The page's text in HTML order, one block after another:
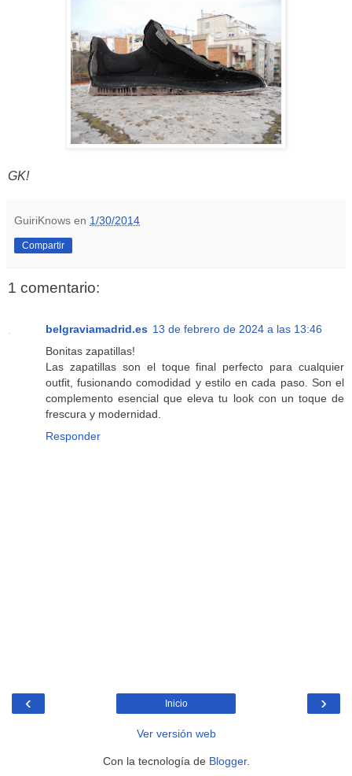
GK!
GuiriKnows en 1/30/2014
Compartir
1 comentario:
belgraviamadrid.es 13 de febrero de 2024 a las 13:46
Bonitas zapatillas!
Las zapatillas son el toque final perfecto para cualquier
outfit, fusionando comodidad y estilo en cada paso. Son el
complemento esencial que eleva tu look con un toque de
frescura y modernidad.
Responder
‹ ›
Inicio
Ver versión web
Con la tecnología de Blogger.